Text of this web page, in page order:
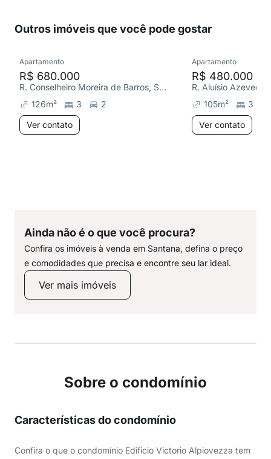
Outros imóveis que você pode gostar
Apartamento
R$ 680.000
R. Conselheiro Moreira de Barros, Santana
126m² 3
2
Ver contato
Apartamento
R$ 480.000
R. Aluísio Azevedo,
105m²
3
Ver contato
Ainda não é o que você procura?
Confira os imóveis à venda em Santana, defina o preço
e comodidades que precisa e encontre seu lar ideal.
Ver mais imóveis
Sobre o condomínio
Características do condomínio
Confira o que o condomínio Edificio Victorio Alpiovezza tem